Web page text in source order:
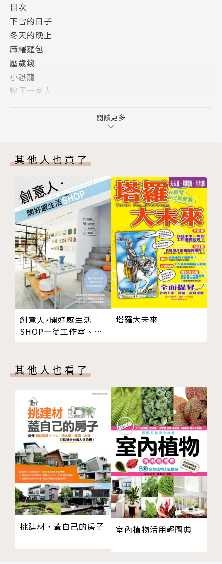
目次
下雪的日子
冬天的晚上
麻糬麵包
壓歲錢
小恐龍
鴨子一家人
七魚町溫泉地圖
春天到了！
養成遊戲
馬拉松
可麗餅
藍色果凍
鐘錶店
３Ｄ電影
遊戲中心
有翅膀的餃子
下雨天也開心
驚喜商店
虞美人花田
想去上學
去學校吧
朋友圖鑑
美食家小鯊鯊監製：小鯊鯊美食世界
版權頁
封底
閱讀更多
其他人也買了
創意人˙開好感生活
SHOP—從工作室、雜
塔羅大未來
其他人也看了
挑建材，蓋自己的房子 室內植物活用輕圖典